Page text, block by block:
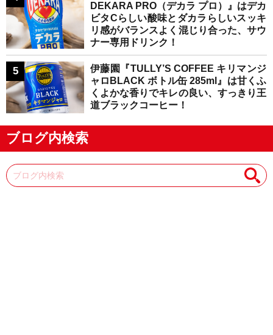
DEKARA PRO（デカラ プロ）』はデカ
ビタCらしい酸味とダカラらしいスッキ
リ感がバランスよく混じり合った、サウ
ナー専用ドリンク！
伊藤園『TULLY’S COFFEE キリマンジ
ャロBLACK ボトル缶 285ml』は甘くふ
くよかな香りでキレの良い、すっきり王
道ブラックコーヒー！
ブログ内検索